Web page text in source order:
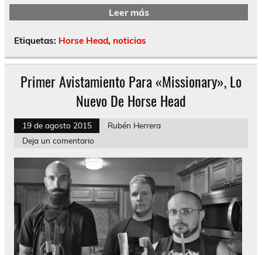
Leer más
Etiquetas: Horse Head, noticias
Primer Avistamiento Para «Missionary», Lo
Nuevo De Horse Head
19 de agosto 2015
Rubén Herrera
Deja un comentario